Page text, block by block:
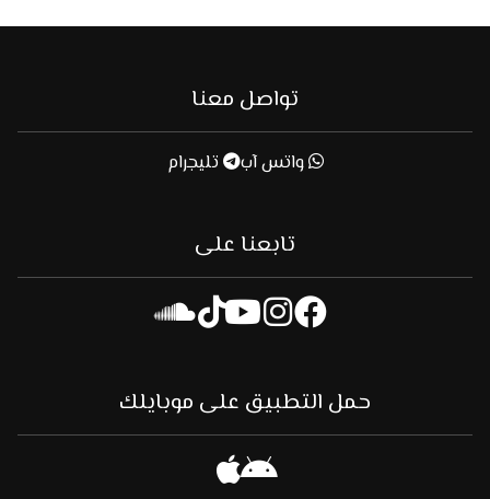
تواصل معنا
واتس آب تليجرام
تابعنا على
حمل التطبيق على موبايلك